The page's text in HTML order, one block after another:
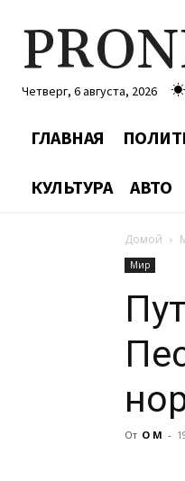
Четверг, 6 августа, 2026
ГЛАВНАЯ
КУЛЬТУРА АВТО
Домой
Мир
От О М -